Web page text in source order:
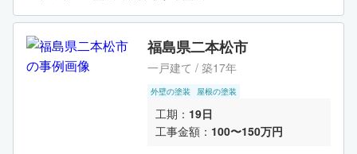
福島県二本松市
一戸建て / 築17年
外壁の塗装 屋根の塗装
工期： 19日
工事金額： 100〜150万円